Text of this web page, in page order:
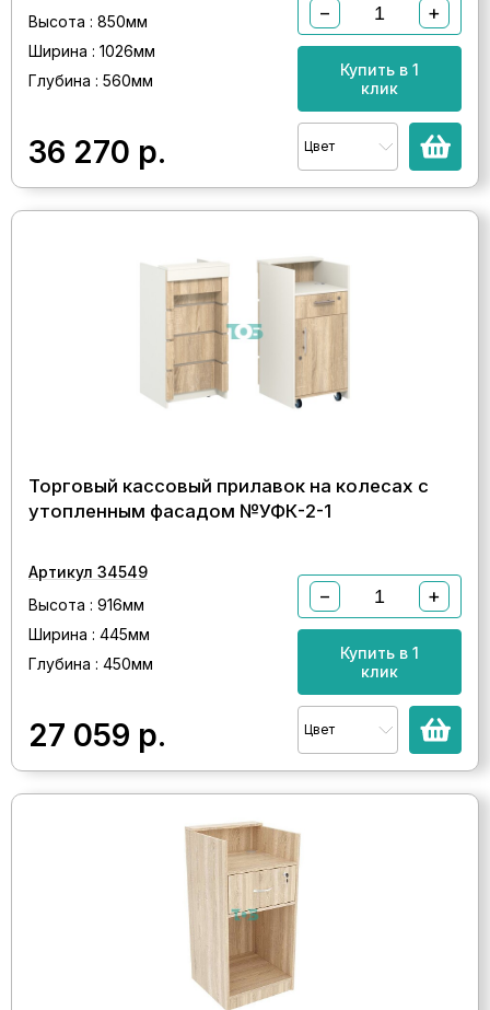
Высота : 850мм
Ширина : 1026мм
Глубина : 560мм
36 270 р.
− +
Купить в 1
клик
Цвет
Торговый кассовый прилавок на колесах с
утопленным фасадом №УФК-2-1
Артикул 34549
Высота : 916мм
Ширина : 445мм
Глубина : 450мм
27 059 р.
− +
Купить в 1
клик
Цвет